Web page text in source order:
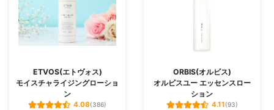
ETVOS(エトヴォス)
モイスチャライジングローショ
ン
4.08(386)
ORBIS(オルビス)
オルビスユー エッセンスロー
ション
4.11(93)